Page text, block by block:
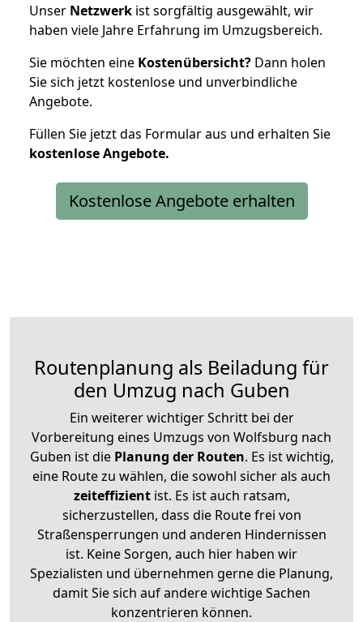
Unser Netzwerk ist sorgfältig ausgewählt, wir
haben viele Jahre Erfahrung im Umzugsbereich.
Sie möchten eine Kostenübersicht? Dann holen
Sie sich jetzt kostenlose und unverbindliche
Angebote.
Füllen Sie jetzt das Formular aus und erhalten Sie
kostenloseAngebote.
Kostenlose Angebote erhalten
Routenplanung als Beiladung für
den Umzug nach Guben
Ein weiterer wichtiger Schritt bei der
Vorbereitung eines Umzugs von Wolfsburg nach
Guben ist diePlanung der Routen. Es ist wichtig,
eine Route zu wählen, die sowohl sicher als auch
zeiteffizientist. Es ist auch ratsam,
sicherzustellen, dass die Route frei von
Straßensperrungen und anderen Hindernissen
ist. Keine Sorgen, auch hier haben wir
Spezialisten und übernehmen gerne die Planung,
damit Sie sich auf andere wichtige Sachen
konzentrieren können.